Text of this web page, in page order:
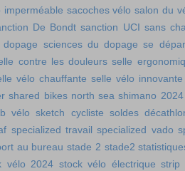
imperméable sacoches vélo salon du
De Bondt sanction UCI sans
dopage sciences du dopage se
contre les douleurs selle
vélo chauffante selle vélo innovante
shared bikes north sea shimano 2024
vélo sketch cycliste soldes
specialized travail specialized vado
au bureau stade 2 stade2
vélo 2024 stock vélo électrique strip